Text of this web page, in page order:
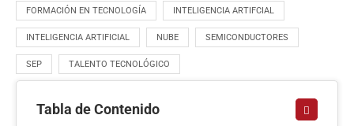
FORMACIÓN EN TECNOLOGÍA INTELIGENCIA ARTIFCIAL
INTELIGENCIA ARTIFICIAL NUBE SEMICONDUCTORES
SEP TALENTO TECNOLÓGICO
Tabla de Contenido